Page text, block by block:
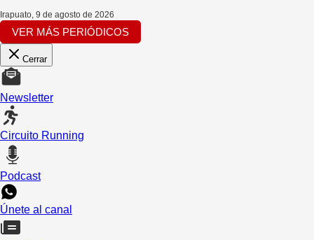
Irapuato, 9 de agosto de 2026
VER MÁS PERIÓDICOS
Cerrar
Newsletter
Circuito Running
Podcast
Únete al canal